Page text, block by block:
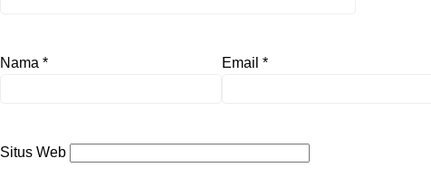
Nama * Email *
Situs Web